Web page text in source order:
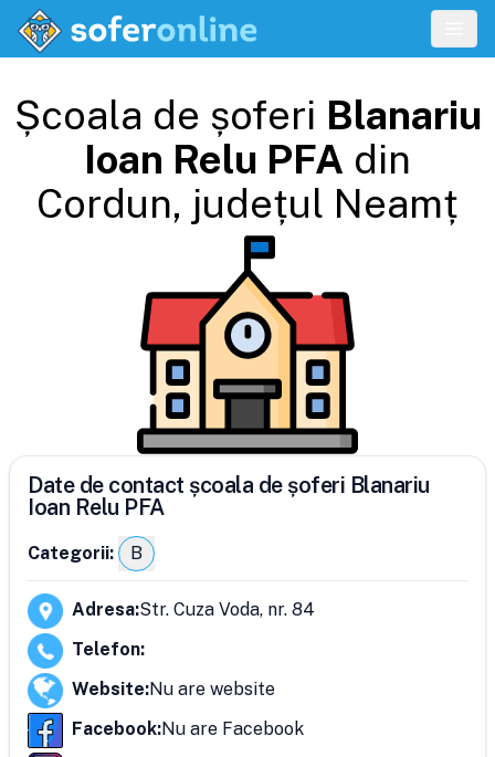
Școala de șoferi Blanariu
Ioan Relu PFA din
Cordun, județul Neamț
Date de contact școala de șoferi Blanariu
Ioan Relu PFA
Categorii: B
Adresa:Str. Cuza Voda, nr. 84
Telefon:
Website:Nu are website
Facebook:Nu are Facebook